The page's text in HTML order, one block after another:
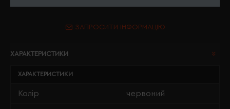
ЗАПРОСИТИ ІНФОРМАЦІЮ
ХАРАКТЕРИСТИКИ
ХАРАКТЕРИСТИКИ
Колір червоний